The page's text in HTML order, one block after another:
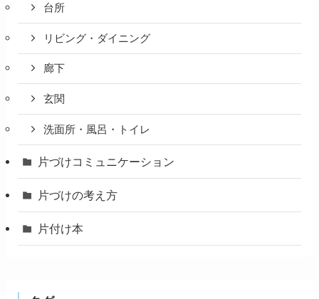
台所
リビング・ダイニング
廊下
玄関
洗面所・風呂・トイレ
片づけコミュニケーション
片づけの考え方
片付け本